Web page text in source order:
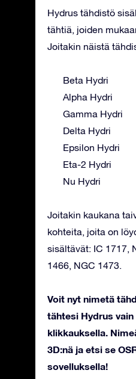
Hydrus tähdistö
tähtiä, joiden
Joitakin näistä
Beta Hydri
Alpha Hydri
Gamma Hydri
Delta Hydri
Epsilon Hydri
Eta-2 Hydri
Nu Hydri
Joitakin kaukana
kohteita, joita on
sisältävät: IC 1717,
1466, NGC 1473.
Voit nyt nimetä
tähtesi Hydrus
klikkauksella.
3D:nä ja etsi se
sovelluksella!